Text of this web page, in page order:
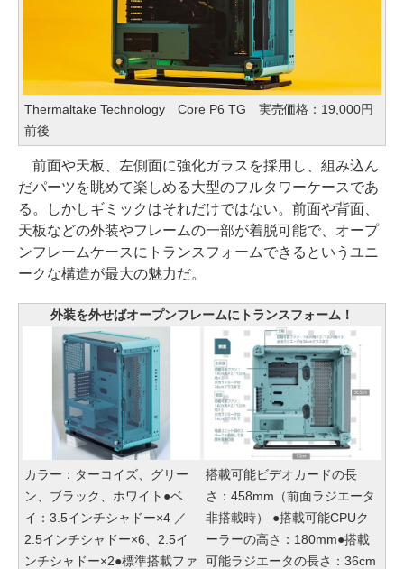
Thermaltake Technology Core P6 TG 実売価格：19,000円
前後
前面や天板、左側面に強化ガラスを採用し、組み込ん
だパーツを眺めて楽しめる大型のフルタワーケースであ
る。しかしギミックはそれだけではない。前面や背面、
天板などの外装やフレームの一部が着脱可能で、オープ
ンフレームケースにトランスフォームできるというユニ
ークな構造が最大の魅力だ。
外装を外せばオープンフレームにトランスフォーム！
カラー：ターコイズ、グリー
ン、ブラック、ホワイト●ベ
イ：3.5インチシャドー×4 ／
2.5インチシャドー×6、2.5イ
ンチシャドー×2●標準搭載ファ
搭載可能ビデオカードの長
さ：458mm（前面ラジエータ
非搭載時） ●搭載可能CPUク
ーラーの高さ：180mm●搭載
可能ラジエータの長さ：36cm